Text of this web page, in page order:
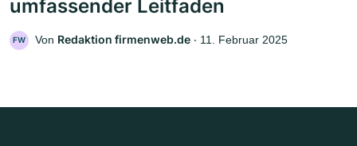
umfassender Leitfaden
FW Von Redaktion firmenweb.de ‧ 11. Februar 2025